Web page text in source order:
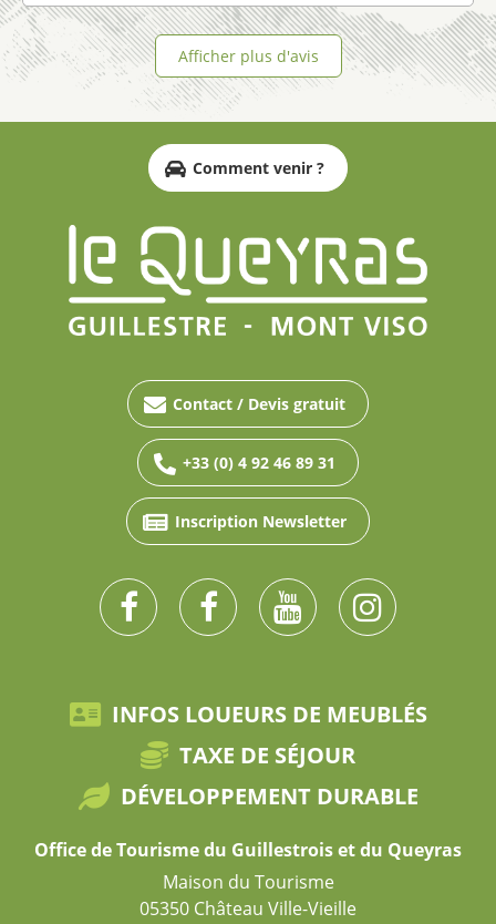
Afficher plus d'avis
Comment venir ?
Contact / Devis gratuit
+33 (0) 4 92 46 89 31
Inscription Newsletter
INFOS LOUEURS DE MEUBLÉS
TAXE DE SÉJOUR
DÉVELOPPEMENT DURABLE
Office de Tourisme du Guillestrois et du Queyras
Maison du Tourisme
05350 Château Ville-Vieille